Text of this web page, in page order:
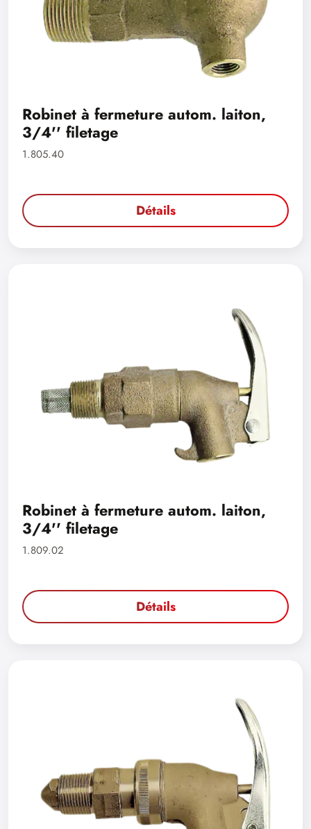
Robinet à fermeture autom. laiton,
3/4'' filetage
1.805.40
Détails
Robinet à fermeture autom. laiton,
3/4'' filetage
1.809.02
Détails